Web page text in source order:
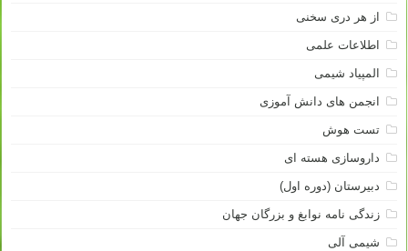
از هر دری سخنی
اطلاعات علمی
المپیاد شیمی
انجمن های دانش آموزی
تست هوش
داروسازی هسته ای
دبیرستان (دوره اول)
زندگی نامه نوابغ و بزرگان جهان
شیمی آلی